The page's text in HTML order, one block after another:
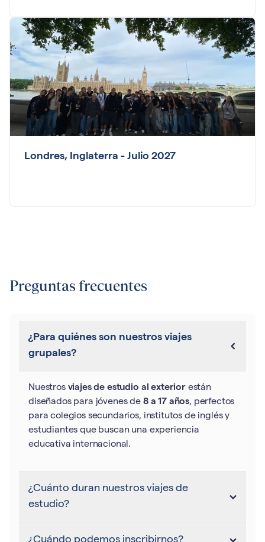
Londres, Inglaterra - Julio 2027
Preguntas frecuentes
¿Para quiénes son nuestros viajes
grupales?
Nuestros viajes de estudio al exteriorestán
diseñados para jóvenes de 8 a 17 años, perfectos
para colegios secundarios, institutos de inglés y
estudiantes que buscan una experiencia
educativa internacional.
¿Cuánto duran nuestros viajes de
estudio?